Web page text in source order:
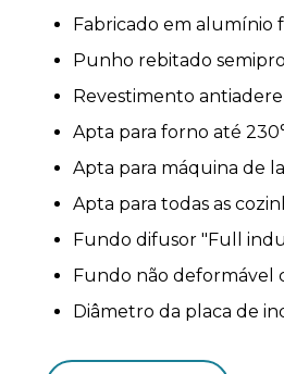
Fabricado em alumínio
Punho rebitado
Revestimento
Apta para forno até
Apta para máquina de
Apta para todas as
Fundo difusor "Full
Fundo não deformável
Diâmetro da placa de